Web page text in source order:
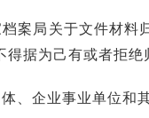
案局关于文件材料
据为己有或者拒绝
、企业事业单位和